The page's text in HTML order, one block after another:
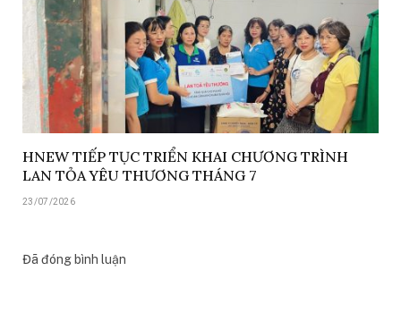
HNEW TIẾP TỤC TRIỂN KHAI CHƯƠNG TRÌNH
LAN TỎA YÊU THƯƠNG THÁNG 7
23/07/2026
Đã đóng bình luận